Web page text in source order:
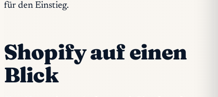
für den Einstieg.
Shopify auf einen
Blick